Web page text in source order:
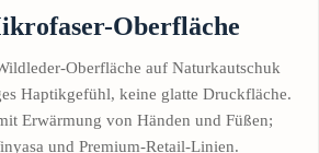
Oberfläche
Oberfläche auf Naturkautschuk
Haptikgefühl, keine glatte Druckfläche.
Erwärmung von Händen und Füßen;
und Premium-Retail-Linien.